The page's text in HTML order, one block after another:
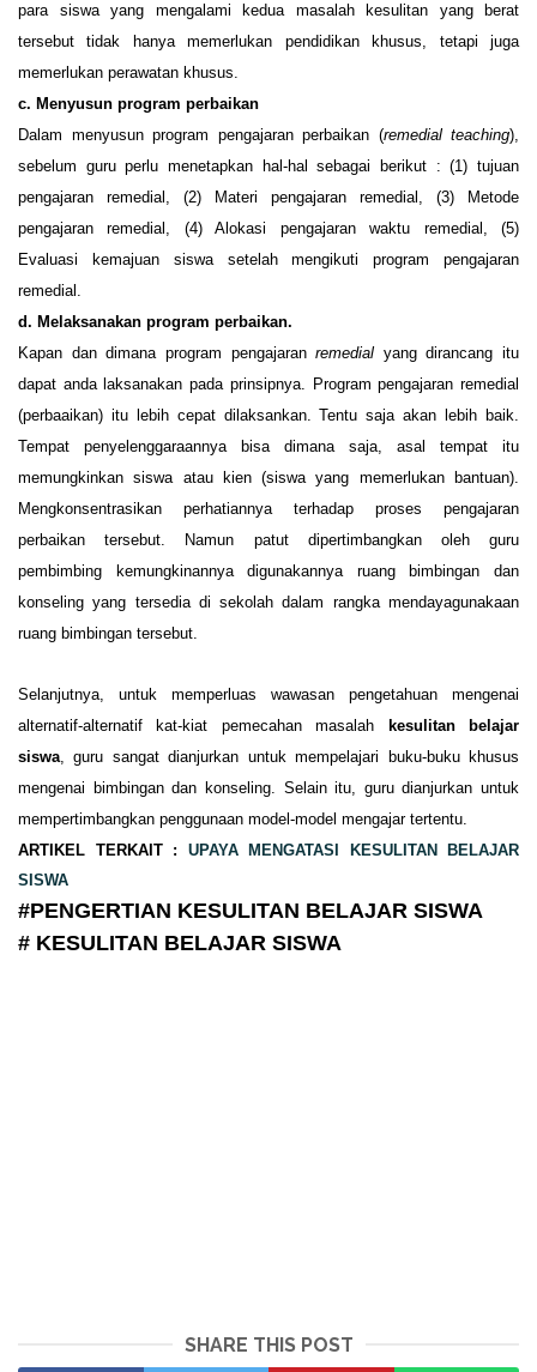
para siswa yang mengalami kedua masalah kesulitan yang berat
tersebut tidak hanya memerlukan pendidikan khusus, tetapi juga
memerlukan perawatan khusus.
c. Menyusun program perbaikan
Dalam menyusun program pengajaran perbaikan (remedial teaching),
sebelum guru perlu menetapkan hal-hal sebagai berikut : (1) tujuan
pengajaran remedial, (2) Materi pengajaran remedial, (3) Metode
pengajaran remedial, (4) Alokasi pengajaran waktu remedial, (5)
Evaluasi kemajuan siswa setelah mengikuti program pengajaran
remedial.
d. Melaksanakan program perbaikan.
Kapan dan dimana program pengajaranremedial yang dirancang itu
dapat anda laksanakan pada prinsipnya. Program pengajaran remedial
(perbaaikan) itu lebih cepat dilaksankan. Tentu saja akan lebih baik.
Tempat penyelenggaraannya bisa dimana saja, asal tempat itu
memungkinkan siswa atau kien (siswa yang memerlukan bantuan).
Mengkonsentrasikan perhatiannya terhadap proses pengajaran
perbaikan tersebut. Namun patut dipertimbangkan oleh guru
pembimbing kemungkinannya digunakannya ruang bimbingan dan
konseling yang tersedia di sekolah dalam rangka mendayagunakaan
ruang bimbingan tersebut.
Selanjutnya, untuk memperluas wawasan pengetahuan mengenai
alternatif-alternatif kat-kiat pemecahan masalah
kesulitan belajar
siswa , guru sangat dianjurkan untuk mempelajari buku-buku khusus
mengenai bimbingan dan konseling. Selain itu, guru dianjurkan untuk
mempertimbangkan penggunaan model-model mengajar tertentu.
ARTIKEL TERKAIT : UPAYA MENGATASI KESULITAN BELAJAR
SISWA
#PENGERTIAN KESULITAN BELAJAR SISWA
# KESULITAN BELAJAR SISWA
SHARE THIS POST